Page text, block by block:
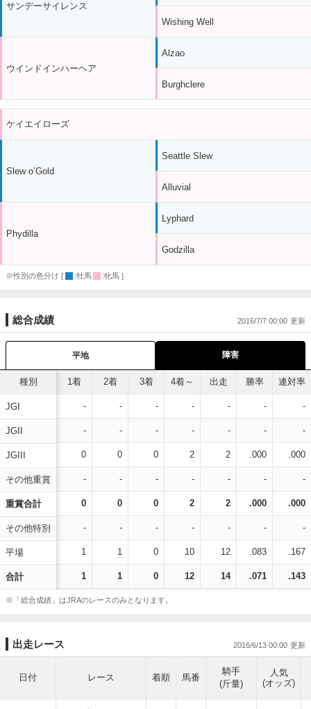
サンデーサイレンス
ウインドインハーヘア
Wishing Well
Alzao
Burghclere
ケイエイローズ
Slew o’Gold
Phydilla
Seattle Slew
Alluvial
Lyphard
Godzilla
※性別の色分け [ :牡馬 :牝馬 ]
総合成績 2016/7/7 00:00
平地 障害
種別
JGI
JGII
JGIII
その他重賞
重賞合計
その他特別
平場
合計
1着 2着 3着 4着～ 出走 勝率 連対率
- - - - - - -
- - - - - - -
0 0 0 2 2 .000 .000
- - - - - - -
0 0 0 2 2 .000 .000
- - - - - - -
1 1 0 10 12 .083 .167
1 1 0 12 14 .071 .143
※「総合成績」はJRAのレースのみとなります。
出走レース 2016/6/13 00:00
日付 レース 着順 馬番
騎手
(斤量)
人気
(オッズ)